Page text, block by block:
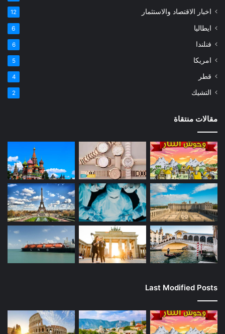
اخبار الاقتصاد والاستثمار 12
ايطاليا 6
فنلندا 6
امريكا 5
قطر 4
التشيك 2
مقالات منتقاة
Last Modified Posts